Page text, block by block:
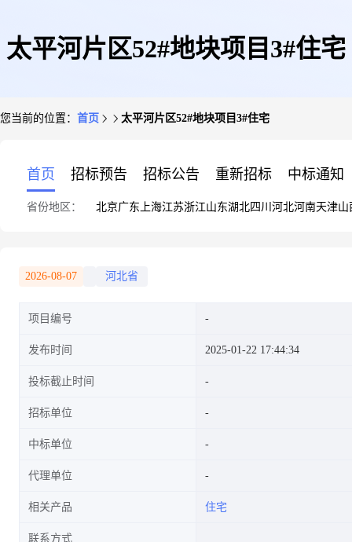
太平河片区52#地块项目3#住宅
您当前的位置： 首页 太平河片区52#地块项目3#住宅
首页 招标预告 招标公告 重新招标 中标通知
省份地区： 北京广东 上海江苏浙江山东湖北四川 河北河南天津山
2026-08-07 河北省
项目编号
发布时间 2025-01-22 17:44:34
投标截止时间
招标单位
中标单位
代理单位
相关产品 住宅
联系方式